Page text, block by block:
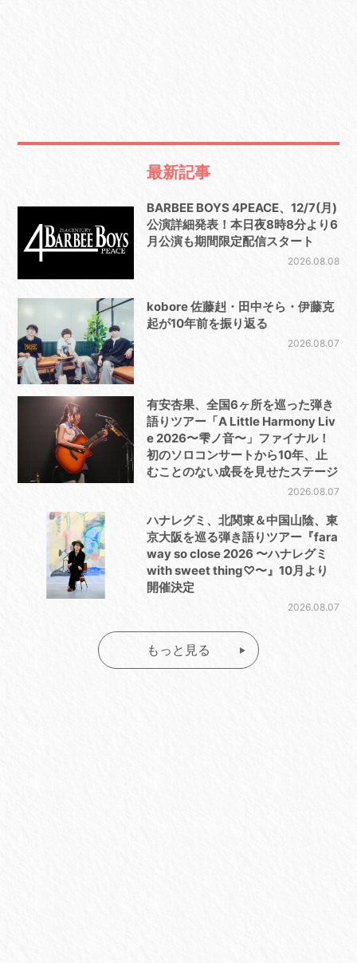
最新記事
BARBEE BOYS 4PEACE、12/7(月)
公演詳細発表！本日夜8時8分より6
月公演も期間限定配信スタート
2026.08.08
kobore 佐藤赳・田中そら・伊藤克
起が10年前を振り返る
2026.08.07
有安杏果、全国6ヶ所を巡った弾き
語りツアー「A Little Harmony Liv
e 2026〜雫ノ音〜」ファイナル！
初のソロコンサートから10年、止
むことのない成長を見せたステージ
2026.08.07
ハナレグミ、北関東＆中国山陰、東
京大阪を巡る弾き語りツアー『fara
way so close 2026 〜ハナレグミ
with sweet thing♡〜』10月より
開催決定
2026.08.07
もっと見る